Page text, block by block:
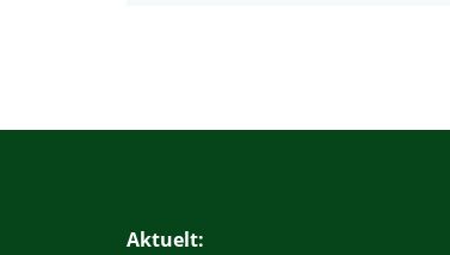
Aktuelt: